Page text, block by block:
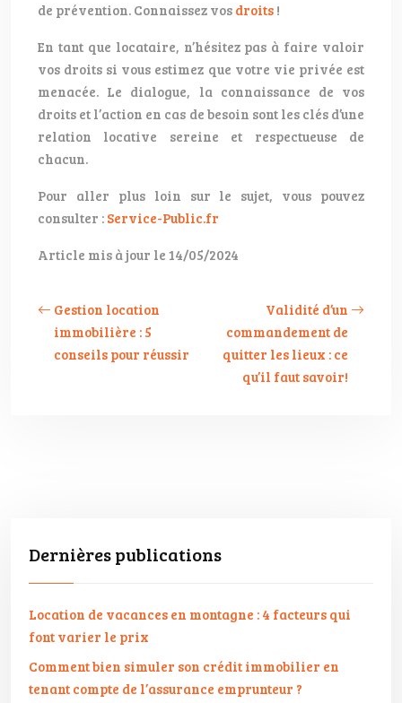
de prévention. Connaissez vos droits !
En tant que locataire, n’hésitez pas à faire valoir
vos droits si vous estimez que votre vie privée est
menacée. Le dialogue, la connaissance de vos
droits et l’action en cas de besoin sont les clés d’une
relation locative sereine et respectueuse de
chacun.
Pour aller plus loin sur le sujet, vous pouvez
consulter : Service-Public.fr
Article mis à jour le 14/05/2024
Gestion location
immobilière : 5
conseils pour réussir
Validité d’un
commandement de
quitter les lieux : ce
qu’il faut savoir!
Dernières publications
Location de vacances en montagne : 4 facteurs qui
font varier le prix
Comment bien simuler son crédit immobilier en
tenant compte de l’assurance emprunteur ?